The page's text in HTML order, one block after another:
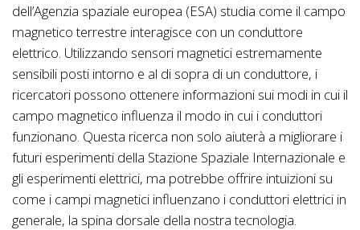
dell’Agenzia spaziale europea (ESA) studia come il campo
magnetico terrestre interagisce con un conduttore
elettrico. Utilizzando sensori magnetici estremamente
sensibili posti intorno e al di sopra di un conduttore, i
ricercatori possono ottenere informazioni sui modi in cui il
campo magnetico influenza il modo in cui i conduttori
funzionano. Questa ricerca non solo aiuterà a migliorare i
futuri esperimenti della Stazione Spaziale Internazionale e
gli esperimenti elettrici, ma potrebbe offrire intuizioni su
come i campi magnetici influenzano i conduttori elettrici in
generale, la spina dorsale della nostra tecnologia.